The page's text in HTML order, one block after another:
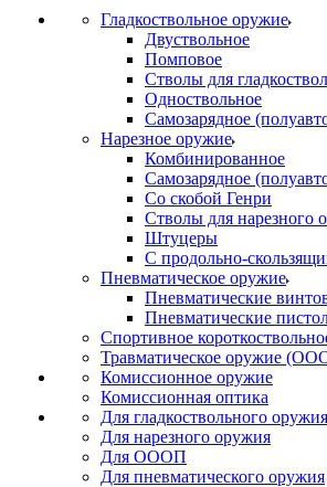
Гладкоствольное оружие
Двуствольное
Помповое
Стволы для
Одноствольное
Самозарядное
Нарезное оружие
Комбинированное
Самозарядное
Со скобой Генри
Стволы для нарезного
Штуцеры
С продольно-
Пневматическое оружие
Пневматические
Пневматические
Спортивное
Травматическое оружие
Комиссионное оружие
Комиссионная оптика
Для гладкоствольного оружия
Для нарезного оружия
Для ОООП
Для пневматического оружия